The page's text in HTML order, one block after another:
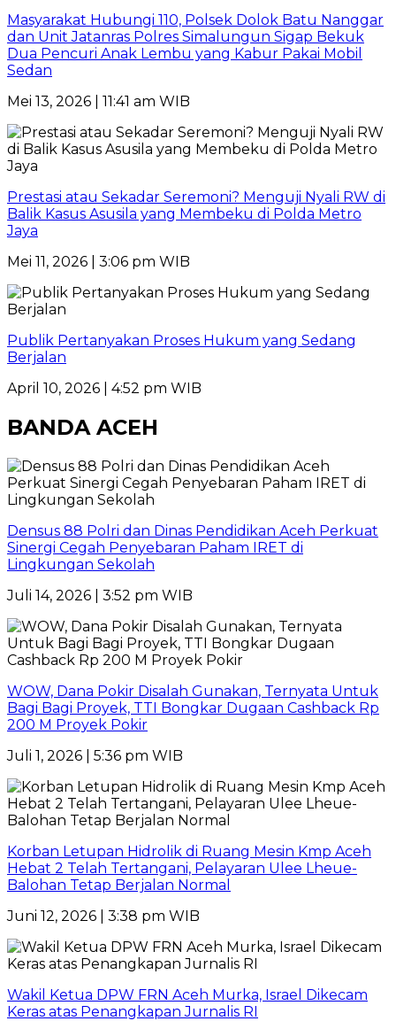
Masyarakat Hubungi 110, Polsek Dolok Batu Nanggar
dan Unit Jatanras Polres Simalungun Sigap Bekuk
Dua Pencuri Anak Lembu yang Kabur Pakai Mobil
Sedan
Mei 13, 2026 | 11:41 am WIB
Prestasi atau Sekadar Seremoni? Menguji Nyali RW di
Balik Kasus Asusila yang Membeku di Polda Metro
Jaya
Mei 11, 2026 | 3:06 pm WIB
Publik Pertanyakan Proses Hukum yang Sedang
Berjalan
April 10, 2026 | 4:52 pm WIB
BANDA ACEH
Densus 88 Polri dan Dinas Pendidikan Aceh Perkuat
Sinergi Cegah Penyebaran Paham IRET di
Lingkungan Sekolah
Juli 14, 2026 | 3:52 pm WIB
WOW, Dana Pokir Disalah Gunakan, Ternyata Untuk
Bagi Bagi Proyek, TTI Bongkar Dugaan Cashback Rp
200 M Proyek Pokir
Juli 1, 2026 | 5:36 pm WIB
Korban Letupan Hidrolik di Ruang Mesin Kmp Aceh
Hebat 2 Telah Tertangani, Pelayaran Ulee Lheue-
Balohan Tetap Berjalan Normal
Juni 12, 2026 | 3:38 pm WIB
Wakil Ketua DPW FRN Aceh Murka, Israel Dikecam
Keras atas Penangkapan Jurnalis RI